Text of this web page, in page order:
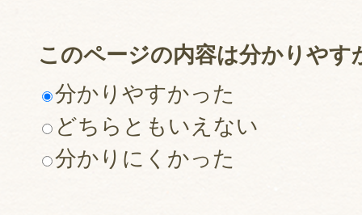
このページの内容は分かりやす
分かりやすかった
どちらともいえない
分かりにくかった